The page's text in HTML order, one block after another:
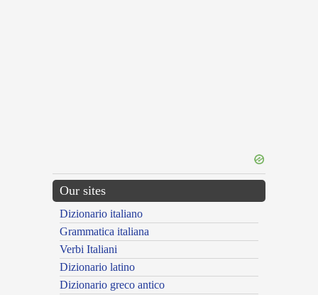
Our sites
Dizionario italiano
Grammatica italiana
Verbi Italiani
Dizionario latino
Dizionario greco antico